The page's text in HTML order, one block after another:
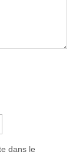
dans le